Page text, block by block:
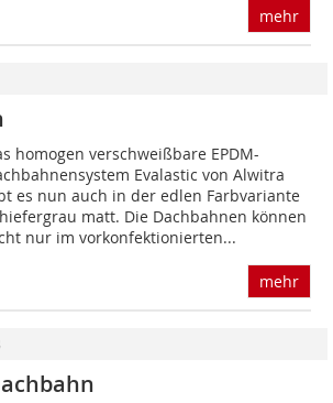
mehr
homogen verschweißbare EPDM-
Evalastic von Alwitra
es nun auch in der edlen Farbvariante
matt. Die Dachbahnen können
nur im vorkonfektionierten...
mehr